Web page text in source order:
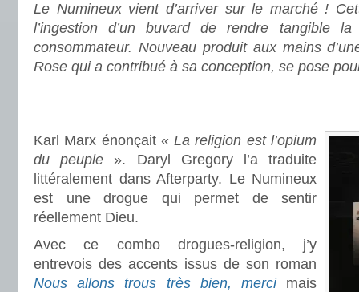
Le Numineux vient d’arriver sur le marché !
l’ingestion d’un buvard de rendre tangible
consommateur. Nouveau produit aux mains
Rose qui a contribué à sa conception, se pose
Karl Marx énonçait « La religion est l’opium
du peuple ». Daryl Gregory l’a traduite
littéralement dans Afterparty. Le Numineux
est une drogue qui permet de sentir
réellement Dieu.
Avec ce combo drogues-religion, j’y
entrevois des accents issus de son roman
Nous allons trous très bien, mercimais